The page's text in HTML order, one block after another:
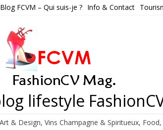
Blog FCVM – Qui suis-je ? Info & Contact
lifestyle
& Design, Vins Champagne & Spiritueux,